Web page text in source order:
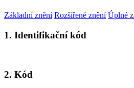
Základní znění Rozšířené znění Úplné
1. Identifikační kód
2. Kód